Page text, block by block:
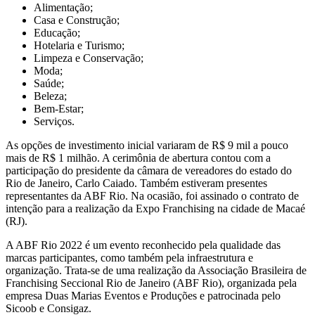
Alimentação;
Casa e Construção;
Educação;
Hotelaria e Turismo;
Limpeza e Conservação;
Moda;
Saúde;
Beleza;
Bem-Estar;
Serviços.
As opções de investimento inicial variaram de R$ 9 mil a pouco
mais de R$ 1 milhão. A cerimônia de abertura contou com a
participação do presidente da câmara de vereadores do estado do
Rio de Janeiro, Carlo Caiado. Também estiveram presentes
representantes da ABF Rio. Na ocasião, foi assinado o contrato de
intenção para a realização da Expo Franchising na cidade de Macaé
(RJ).
A ABF Rio 2022 é um evento reconhecido pela qualidade das
marcas participantes, como também pela infraestrutura e
organização. Trata-se de uma realização da Associação Brasileira de
Franchising Seccional Rio de Janeiro (ABF Rio), organizada pela
empresa Duas Marias Eventos e Produções e patrocinada pelo
Sicoob e Consigaz.